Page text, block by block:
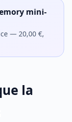
mini-
— 20,00 €,
la